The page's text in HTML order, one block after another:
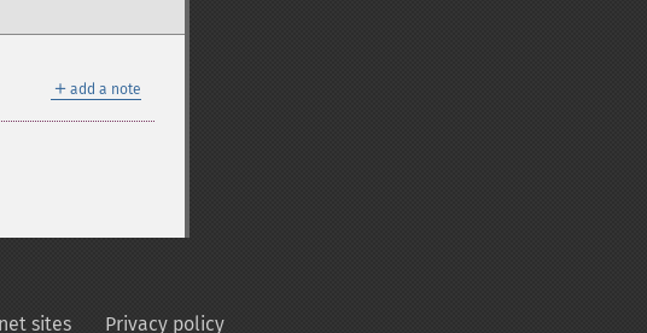
＋ add a note
sites Privacy policy